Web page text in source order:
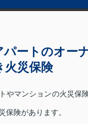
パートのオー
火災保険
やマンションの火災保
保険があります。